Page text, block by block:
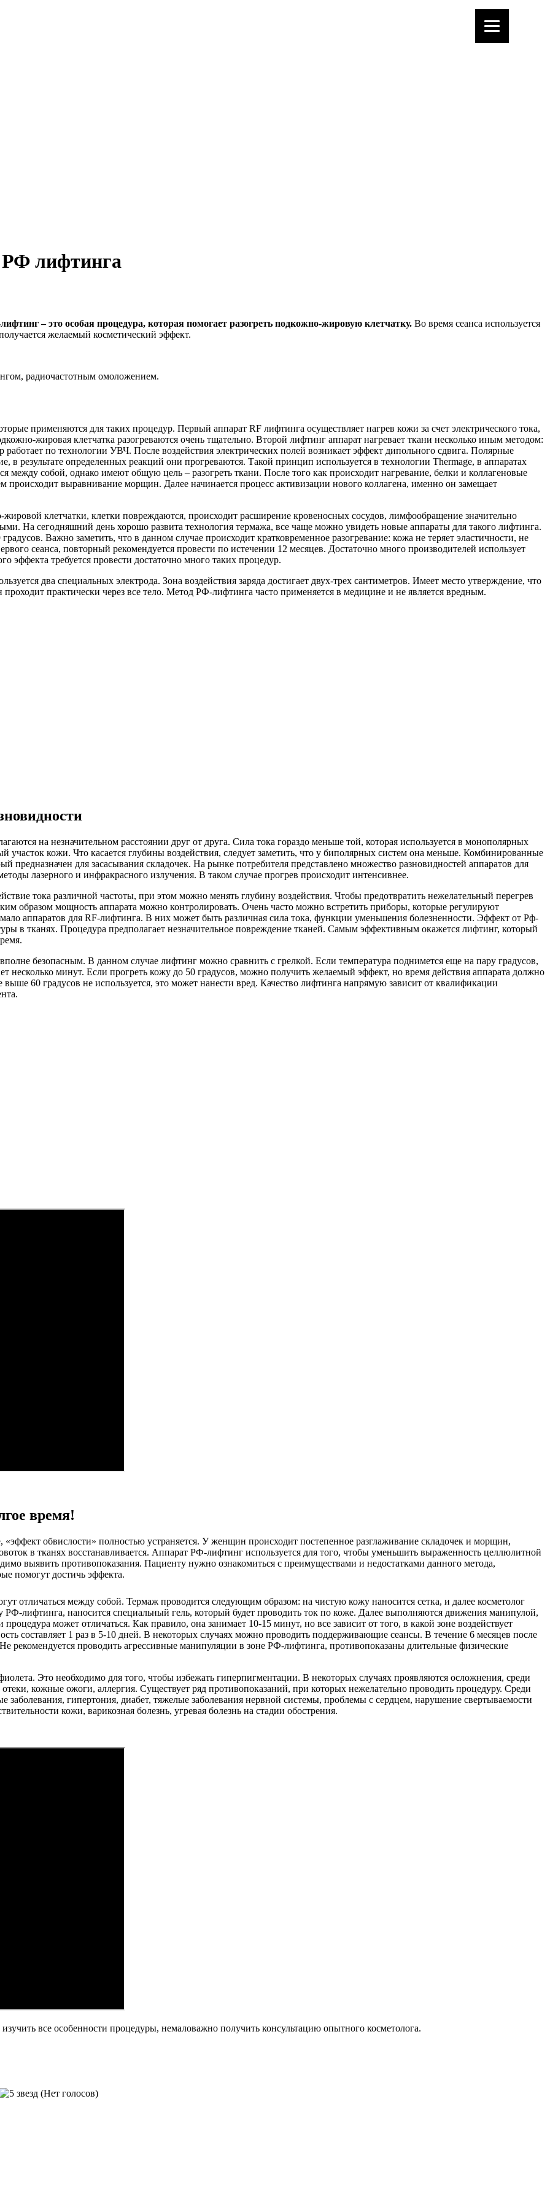
РФ лифтинга
– это особая процедура, которая помогает разогреть подкожно-жировую клетчатку. Во время сеанса используется
желаемый косметический эффект.
радиочастотным омоложением.
применяются для таких процедур. Первый аппарат RF лифтинга осуществляет нагрев кожи за счет электрического тока,
жировая клетчатка разогреваются очень тщательно. Второй лифтинг аппарат нагревает ткани несколько иным методом:
работает по технологии УВЧ. После воздействия электрических полей возникает эффект дипольного сдвига. Полярные
в результате определенных реакций они прогреваются. Такой принцип используется в технологии Thermage, в аппаратах
собой, однако имеют общую цель – разогреть ткани. После того как происходит нагревание, белки и коллагеновые
происходит выравнивание морщин. Далее начинается процесс активизации нового коллагена, именно он замещает
клетчатки, клетки повреждаются, происходит расширение кровеносных сосудов, лимфообращение значительно
На сегодняшний день хорошо развита технология термажа, все чаще можно увидеть новые аппараты для такого лифтинга.
Важно заметить, что в данном случае происходит кратковременное разогревание: кожа не теряет эластичности, не
сеанса, повторный рекомендуется провести по истечении 12 месяцев. Достаточно много производителей использует
эффекта требуется провести достаточно много таких процедур.
два специальных электрода. Зона воздействия заряда достигает двух-трех сантиметров. Имеет место утверждение, что
проходит практически через все тело. Метод РФ-лифтинга часто применяется в медицине и не является вредным.
на незначительном расстоянии друг от друга. Сила тока гораздо меньше той, которая используется в монополярных
участок кожи. Что касается глубины воздействия, следует заметить, что у биполярных систем она меньше. Комбинированные
для засасывания складочек. На рынке потребителя представлено множество разновидностей аппаратов для
лазерного и инфракрасного излучения. В таком случае прогрев происходит интенсивнее.
тока различной частоты, при этом можно менять глубину воздействия. Чтобы предотвратить нежелательный перегрев
образом мощность аппарата можно контролировать. Очень часто можно встретить приборы, которые регулируют
аппаратов для RF-лифтинга. В них может быть различная сила тока, функции уменьшения болезненности. Эффект от Рф-
в тканях. Процедура предполагает незначительное повреждение тканей. Самым эффективным окажется лифтинг, который
безопасным. В данном случае лифтинг можно сравнить с грелкой. Если температура поднимется еще на пару градусов,
несколько минут. Если прогреть кожу до 50 градусов, можно получить желаемый эффект, но время действия аппарата должно
60 градусов не используется, это может нанести вред. Качество лифтинга напрямую зависит от квалификации
время!
обвислости» полностью устраняется. У женщин происходит постепенное разглаживание складочек и морщин,
в тканях восстанавливается. Аппарат РФ-лифтинг используется для того, чтобы уменьшить выраженность целлюлитной
выявить противопоказания. Пациенту нужно ознакомиться с преимуществами и недостатками данного метода,
помогут достичь эффекта.
отличаться между собой. Термаж проводится следующим образом: на чистую кожу наносится сетка, и далее косметолог
РФ-лифтинга, наносится специальный гель, который будет проводить ток по коже. Далее выполняются движения манипулой,
может отличаться. Как правило, она занимает 10-15 минут, но все зависит от того, в какой зоне воздействует
составляет 1 раз в 5-10 дней. В некоторых случаях можно проводить поддерживающие сеансы. В течение 6 месяцев после
рекомендуется проводить агрессивные манипуляции в зоне РФ-лифтинга, противопоказаны длительные физические
Это необходимо для того, чтобы избежать гиперпигментации. В некоторых случаях проявляются осложнения, среди
кожные ожоги, аллергия. Существует ряд противопоказаний, при которых нежелательно проводить процедуру. Среди
заболевания, гипертония, диабет, тяжелые заболевания нервной системы, проблемы с сердцем, нарушение свертываемости
кожи, варикозная болезнь, угревая болезнь на стадии обострения.
все особенности процедуры, немаловажно получить консультацию опытного косметолога.
(Нет голосов)